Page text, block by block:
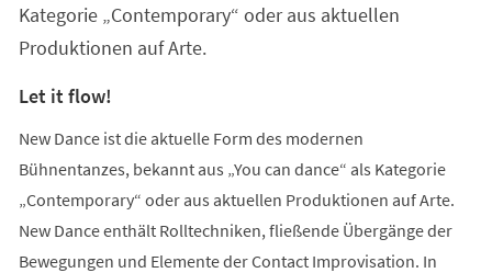
Kategorie „Contemporary“ oder aus aktuellen
Produktionen auf Arte.
Let it flow!
New Dance ist die aktuelle Form des modernen
Bühnentanzes, bekannt aus „You can dance“ als Kategorie
„Contemporary“ oder aus aktuellen Produktionen auf Arte.
New Dance enthält Rolltechniken, fließende Übergänge der
Bewegungen und Elemente der Contact Improvisation. In